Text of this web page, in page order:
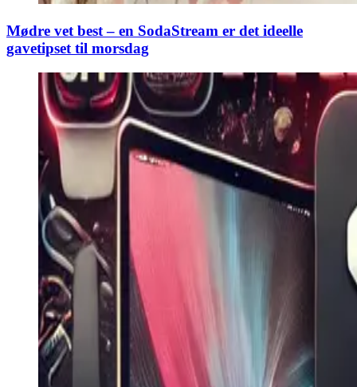
Mødre vet best – en SodaStream er det ideelle
gavetipset til morsdag